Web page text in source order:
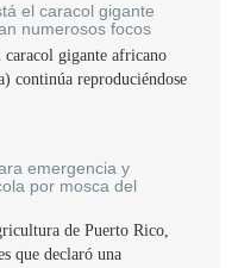
el caracol gigante
numerosos focos
caracol gigante africano
continúa reproduciéndose
emergencia y
por mosca del
de Puerto Rico,
que declaró una